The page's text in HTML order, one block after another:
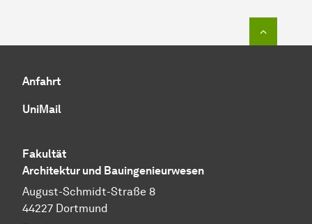
Anfahrt
UniMail
Fakultät
Architektur und Bauingenieurwesen
August-Schmidt-Straße 8
44227 Dortmund